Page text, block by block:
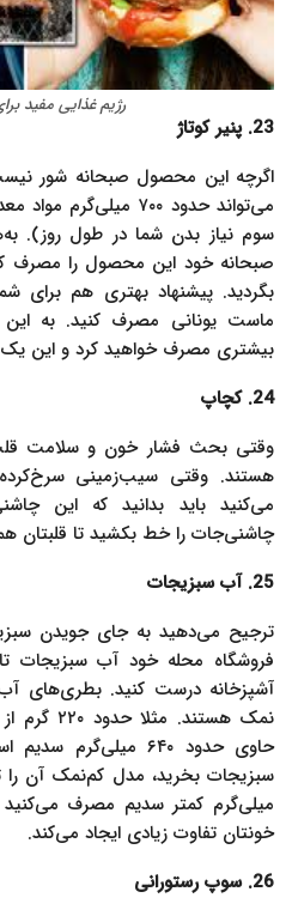
رژیم غذایی مفید
23. پنیر کوتاژ
اگرچه این محصول صبحانه شور
می‌تواند حدود ۷۰۰
سوم نیاز بدن شما در طول روز).
صبحانه خود این محصول را مصرف
بگردید. پیشنهاد بهتری هم برای
ماست یونانی مصرف کنید. به
بیشتری مصرف خواهید کرد و این
24. کچاپ
وقتی بحث فشار خون و سلامت
هستند. وقتی سیب‌زمینی
می‌کنید باید بدانید که این
چاشنی‌جات را خط بکشید تا قلبتان
25. آب سبزیجات
ترجیح می‌دهید به جای جویدن
فروشگاه محله خود آب سبزیجات
آشپزخانه درست کنید. بطری‌های آب
حاوی حدود ۶۴۰ میلی‌گرم سدیم است. اگر حتما
میلی‌گرم کمتر سدیم مصرف
خونتان تفاوت زیادی ایجاد می‌کند.
26. سوپ رستورانی